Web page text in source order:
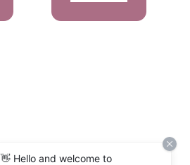
👋 Hello and welcome to